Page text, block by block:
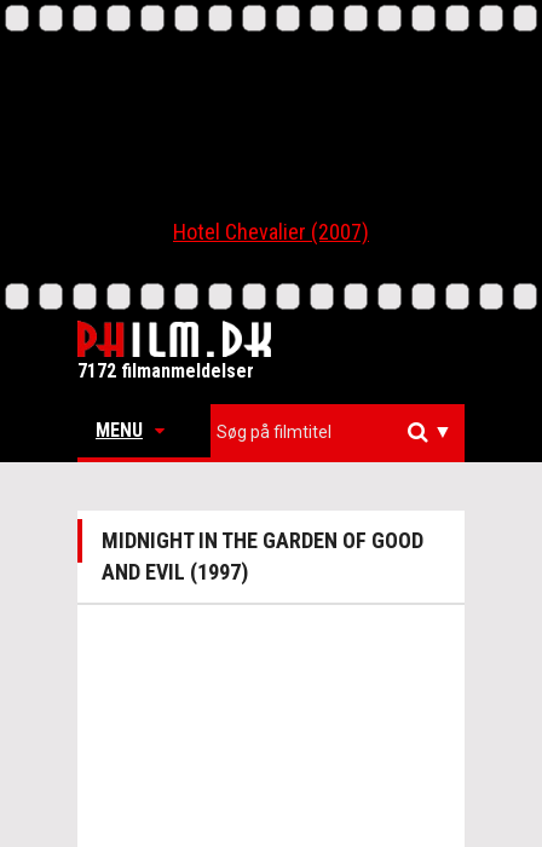
Hotel Chevalier (2007)
7172 filmanmeldelser
MENU ▼
MIDNIGHT IN THE GARDEN OF GOOD
AND EVIL (1997)